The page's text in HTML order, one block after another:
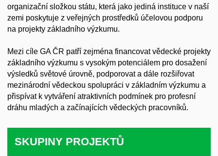
organizační složkou státu, která jako jediná instituce v naší
zemi poskytuje z veřejných prostředků účelovou podporu
na projekty základního výzkumu.
Mezi cíle GA ČR patří zejména financovat vědecké projekty
základního výzkumu s vysokým potenciálem pro dosažení
výsledků světové úrovně, podporovat a dále rozšiřovat
mezinárodní vědeckou spolupráci v základním výzkumu a
přispívat k vytváření atraktivních podmínek pro profesní
dráhu mladých a začínajících vědeckých pracovníků.
SKUPINY PROJEKTŮ